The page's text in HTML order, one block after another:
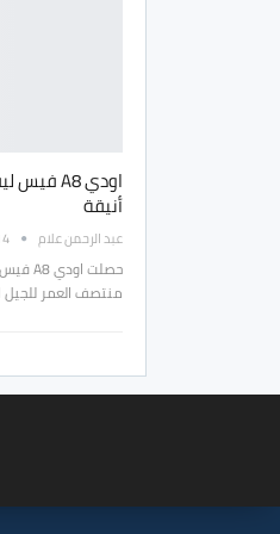
أنيقة
عبد الرحمن علام 4 نوفمبر 2021
منتصف العمر للجيل